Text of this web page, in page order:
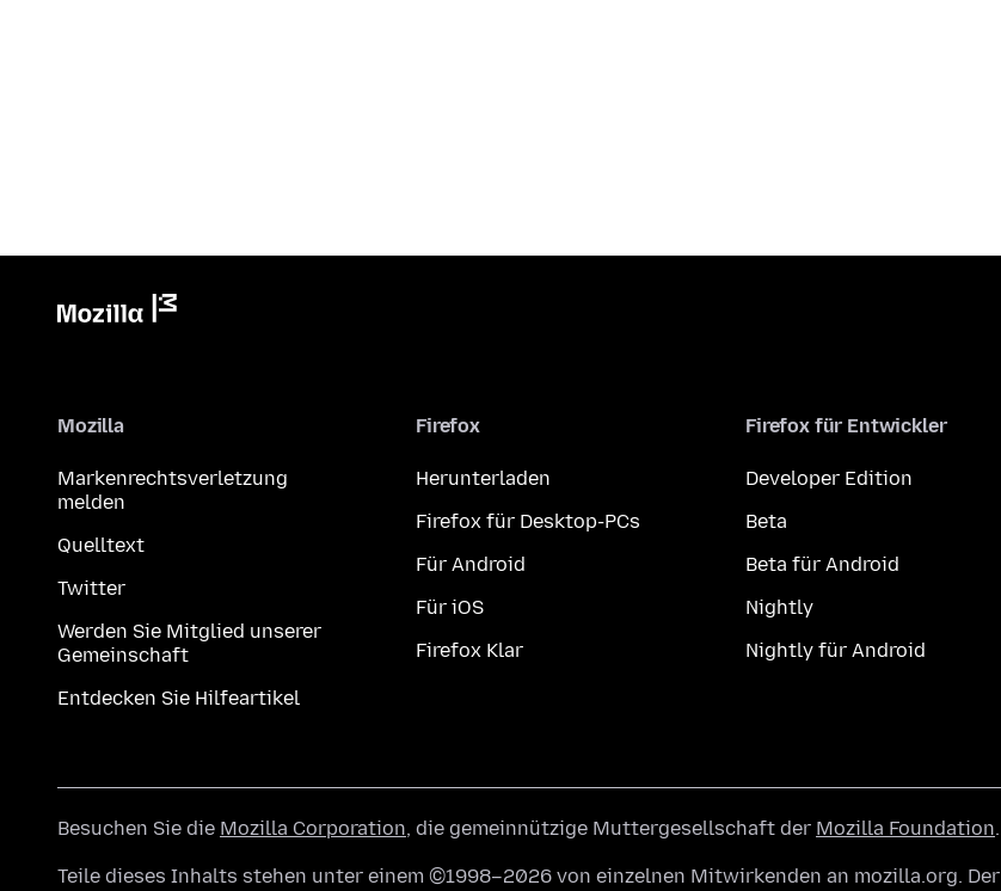
Mozilla
Markenrechtsverletzung
melden
Quelltext
Twitter
Werden Sie Mitglied unserer
Gemeinschaft
Entdecken Sie Hilfeartikel
Firefox
Herunterladen
Firefox für Desktop-PCs
Für Android
Für iOS
Firefox Klar
Firefox für Entwickler
Developer Edition
Beta
Beta für Android
Nightly
Nightly für Android
Besuchen Sie die Mozilla Corporation, die gemeinnützige Muttergesellschaft der Mozilla Foundation.
Teile dieses Inhalts stehen unter einem ©1998–2026 von einzelnen Mitwirkenden an mozilla.org. Der